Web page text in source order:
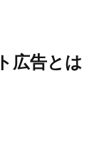
広告とは